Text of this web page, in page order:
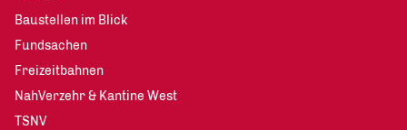
Baustellen im Blick
Fundsachen
Freizeitbahnen
NahVerzehr & Kantine West
TSNV